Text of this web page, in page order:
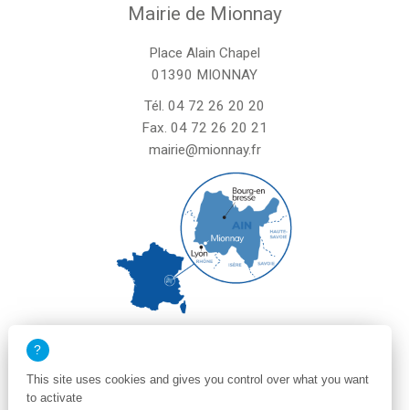
Mairie de Mionnay
Place Alain Chapel
01390 MIONNAY
Tél. 04 72 26 20 20
Fax. 04 72 26 20 21
mairie@mionnay.fr
le vendredi de 8h30 à 12h et de 13h30 à 16h30
un samedi matin sur deux de 8h30 à 12h
This site uses cookies and gives you control over what you want
to activate